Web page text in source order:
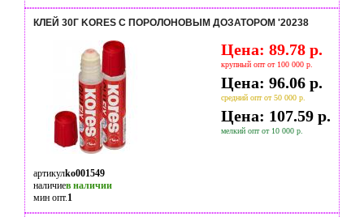
КЛЕЙ 30Г KORES С ПОРОЛОНОВЫМ ДОЗАТОРОМ '20238
Цена: 89.78 р.
крупный опт от 100 000 р.
Цена: 96.06 р.
средний опт от 50 000 р.
Цена: 107.59 р.
мелкий опт от 10 000 р.
артикулko001549
наличиев наличии
мин опт.1